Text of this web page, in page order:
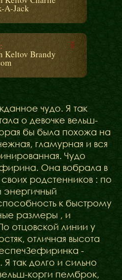
A-Jack
Keltov Brandy
чудо. Я так
о девочке вельш-
бы была похожа на
гламурная и вся
Чудо
Она вобрала в
родстенников : по
к быстрому
размеры , и
отцовской линии у
отличная высота
-
так долго и сильно
корги пемброк,